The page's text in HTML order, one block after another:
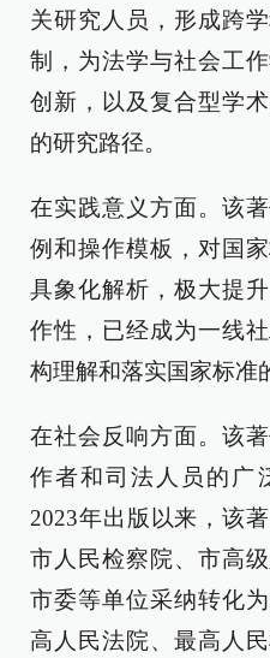
关研究人员，形成跨
制，为法学与社会工
创新，以及复合型学
的研究路径。
在实践意义方面。该
例和操作模板，对国
具象化解析，极大提
作性，已经成为一线
构理解和落实国家标准
在社会反响方面。该
作者和司法人员的广
2023年出版以来，该
市人民检察院、市高
市委等单位采纳转化
高人民法院、最高人